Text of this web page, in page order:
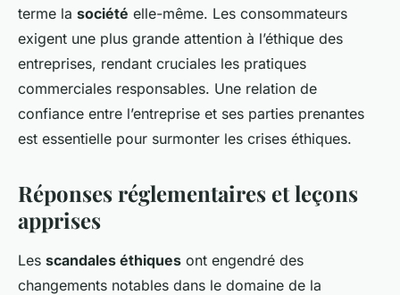
terme la société elle-même. Les consommateurs
exigent une plus grande attention à l’éthique des
entreprises, rendant cruciales les pratiques
commerciales responsables. Une relation de
confiance entre l’entreprise et ses parties prenantes
est essentielle pour surmonter les crises éthiques.
Réponses réglementaires et leçons
apprises
Les scandales éthiques ont engendré des
changements notables dans le domaine de la